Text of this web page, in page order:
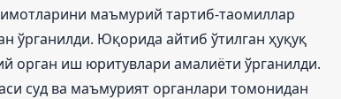
маъмурий тартиб-таомиллар
ўрганилди. Юқорида айтиб ўтилган ҳуқуқ
орган иш юритувлари амалиёти ўрганилди.
суд ва маъмурият органлари томонидан